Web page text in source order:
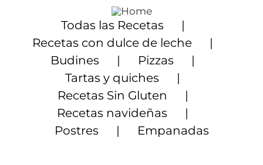
contenido
Todas las Recetas
Recetas con dulce de leche
Budines
Pizzas
Tartas y quiches
Recetas Sin Gluten
Recetas navideñas
Postres
Empanadas